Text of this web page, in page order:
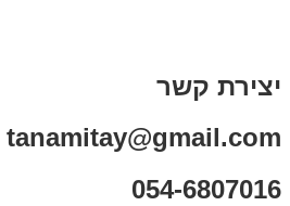
יצירת קשר
tanamitay@gmail.com
054-6807016